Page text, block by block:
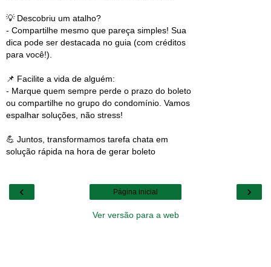
💡 Descobriu um atalho?
- Compartilhe mesmo que pareça simples! Sua
dica pode ser destacada no guia (com créditos
para você!).
📌 Facilite a vida de alguém:
- Marque quem sempre perde o prazo do boleto
ou compartilhe no grupo do condomínio. Vamos
espalhar soluções, não stress!
💪 Juntos, transformamos tarefa chata em
solução rápida na hora de gerar boleto
‹ ›
Página inicial
Ver versão para a web